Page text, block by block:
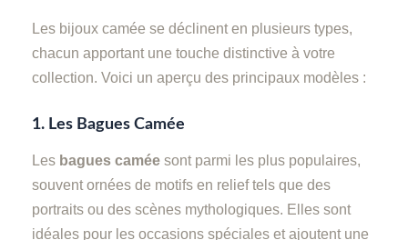
Les bijoux camée se déclinent en plusieurs types,
chacun apportant une touche distinctive à votre
collection. Voici un aperçu des principaux modèles :
1. Les Bagues Camée
Les bagues camée sont parmi les plus populaires,
souvent ornées de motifs en relief tels que des
portraits ou des scènes mythologiques. Elles sont
idéales pour les occasions spéciales et ajoutent une